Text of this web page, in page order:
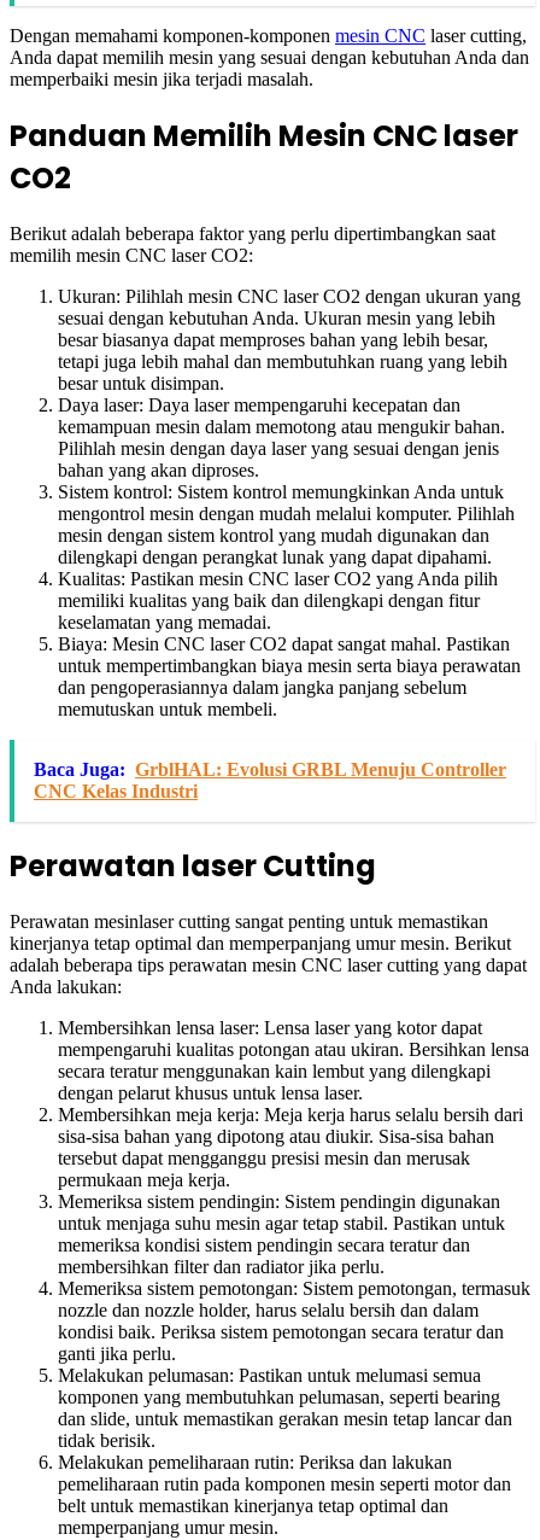
Dengan memahami komponen-komponen mesin CNC laser cutting,
Anda dapat memilih mesin yang sesuai dengan kebutuhan Anda dan
memperbaiki mesin jika terjadi masalah.
Panduan Memilih Mesin CNC laser
CO2
Berikut adalah beberapa faktor yang perlu dipertimbangkan saat
memilih mesin CNC laser CO2:
Ukuran: Pilihlah mesin CNC laser CO2 dengan ukuran yang
sesuai dengan kebutuhan Anda. Ukuran mesin yang lebih
besar biasanya dapat memproses bahan yang lebih besar,
tetapi juga lebih mahal dan membutuhkan ruang yang lebih
besar untuk disimpan.
Daya laser: Daya laser mempengaruhi kecepatan dan
kemampuan mesin dalam memotong atau mengukir bahan.
Pilihlah mesin dengan daya laser yang sesuai dengan jenis
bahan yang akan diproses.
Sistem kontrol: Sistem kontrol memungkinkan Anda untuk
mengontrol mesin dengan mudah melalui komputer. Pilihlah
mesin dengan sistem kontrol yang mudah digunakan dan
dilengkapi dengan perangkat lunak yang dapat dipahami.
Kualitas: Pastikan mesin CNC laser CO2 yang Anda pilih
memiliki kualitas yang baik dan dilengkapi dengan fitur
keselamatan yang memadai.
Biaya: Mesin CNC laser CO2 dapat sangat mahal. Pastikan
untuk mempertimbangkan biaya mesin serta biaya perawatan
dan pengoperasiannya dalam jangka panjang sebelum
memutuskan untuk membeli.
Baca Juga: GrblHAL: Evolusi GRBL Menuju Controller
CNC Kelas Industri
Perawatan laser Cutting
Perawatan mesinlaser cutting sangat penting untuk memastikan
kinerjanya tetap optimal dan memperpanjang umur mesin. Berikut
adalah beberapa tips perawatan mesin CNC laser cutting yang dapat
Anda lakukan:
Membersihkan lensa laser: Lensa laser yang kotor dapat
mempengaruhi kualitas potongan atau ukiran. Bersihkan lensa
secara teratur menggunakan kain lembut yang dilengkapi
dengan pelarut khusus untuk lensa laser.
Membersihkan meja kerja: Meja kerja harus selalu bersih dari
sisa-sisa bahan yang dipotong atau diukir. Sisa-sisa bahan
tersebut dapat mengganggu presisi mesin dan merusak
permukaan meja kerja.
Memeriksa sistem pendingin: Sistem pendingin digunakan
untuk menjaga suhu mesin agar tetap stabil. Pastikan untuk
memeriksa kondisi sistem pendingin secara teratur dan
membersihkan filter dan radiator jika perlu.
Memeriksa sistem pemotongan: Sistem pemotongan, termasuk
nozzle dan nozzle holder, harus selalu bersih dan dalam
kondisi baik. Periksa sistem pemotongan secara teratur dan
ganti jika perlu.
Melakukan pelumasan: Pastikan untuk melumasi semua
komponen yang membutuhkan pelumasan, seperti bearing
dan slide, untuk memastikan gerakan mesin tetap lancar dan
tidak berisik.
Melakukan pemeliharaan rutin: Periksa dan lakukan
pemeliharaan rutin pada komponen mesin seperti motor dan
belt untuk memastikan kinerjanya tetap optimal dan
memperpanjang umur mesin.